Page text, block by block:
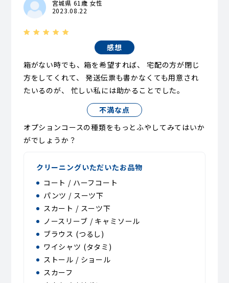
宮城県 61歳 女性
2023.08.22
感想
箱がない時でも、箱を希望すれば、 宅配の方が閉じ
方をしてくれて、 発送伝票も書かなくても用意され
たいるのが、 忙しい私には助かることでした。
不満な点
オプションコースの種類をもっとふやしてみてはいか
がでしょうか？
クリーニングいただいたお品物
コート / ハーフコート
パンツ / スーツ下
スカート / スーツ下
ノースリーブ / キャミソール
ブラウス (つるし)
ワイシャツ (タタミ)
ストール / ショール
スカーフ